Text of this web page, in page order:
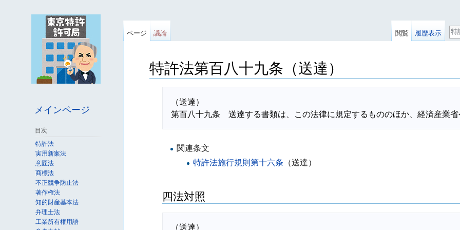
特許法第百八十九条（送達）
（送達）
関連条文
特許法施行規則第十六条 （送達）
四法対照
（送達）
ページ 議論 閲覧 履歴表示
検
索
メインページ
目次
特許法
実用新案法
意匠法
商標法
不正競争防止法
著作権法
知的財産基本法
弁理士法
工業所有権用語